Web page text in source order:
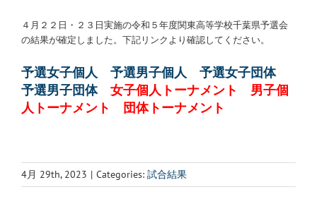
４月２２日・２３日実施の令和５年度関東高等学校千葉県予選会
の結果が確定しました。下記リンクより確認してください。
予選女子個人 予選男子個人
予選女子団体
予選男子団体
女子個人トーナメント
男子個
人トーナメント
団体トーナメント
4月 29th, 2023 | Categories: 試合結果